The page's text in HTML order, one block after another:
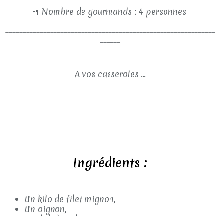
🍴 Nombre de gourmands : 4 personnes
A vos casseroles ...
Ingrédients :
Un kilo de filet mignon,
Un oignon,